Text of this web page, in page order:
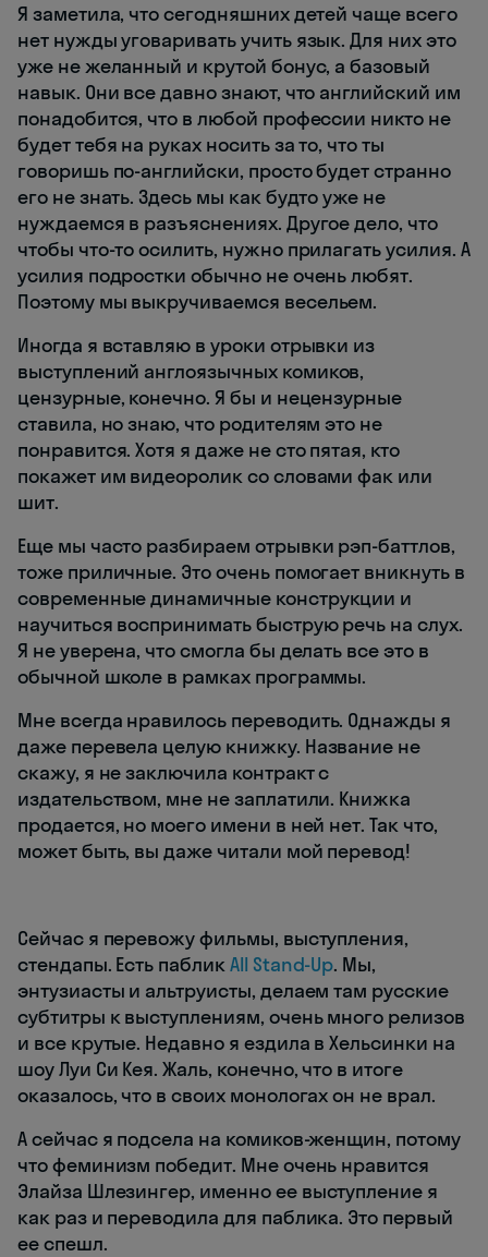
Я заметила, что сегодняшних детей чаще всего
нет нужды уговаривать учить язык. Для них это
уже не желанный и крутой бонус, а базовый
навык. Они все давно знают, что английский им
понадобится, что в любой профессии никто не
будет тебя на руках носить за то, что ты
говоришь по-английски, просто будет странно
его не знать. Здесь мы как будто уже не
нуждаемся в разъяснениях. Другое дело, что
чтобы что-то осилить, нужно прилагать усилия. А
усилия подростки обычно не очень любят.
Поэтому мы выкручиваемся весельем.
Иногда я вставляю в уроки отрывки из
выступлений англоязычных комиков,
цензурные, конечно. Я бы и нецензурные
ставила, но знаю, что родителям это не
понравится. Хотя я даже не сто пятая, кто
покажет им видеоролик со словами фак или
шит.
Еще мы часто разбираем отрывки рэп-баттлов,
тоже приличные. Это очень помогает вникнуть в
современные динамичные конструкции и
научиться воспринимать быструю речь на слух.
Я не уверена, что смогла бы делать все это в
обычной школе в рамках программы.
Мне всегда нравилось переводить. Однажды я
даже перевела целую книжку. Название не
скажу, я не заключила контракт с
издательством, мне не заплатили. Книжка
продается, но моего имени в ней нет. Так что,
может быть, вы даже читали мой перевод!
Сейчас я перевожу фильмы, выступления,
стендапы. Есть пабликAll Stand-Up. Мы,
энтузиасты и альтруисты, делаем там русские
субтитры к выступлениям, очень много релизов
и все крутые. Недавно я ездила в Хельсинки на
шоу Луи Си Кея. Жаль, конечно, что в итоге
оказалось, что в своих монологах он не врал.
А сейчас я подсела на комиков-женщин, потому
что феминизм победит. Мне очень нравится
Элайза Шлезингер, именно ее выступление я
как раз и переводила для паблика. Это первый
ее спешл.